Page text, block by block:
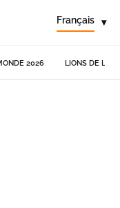
Français ▾
2026 LIONS DE